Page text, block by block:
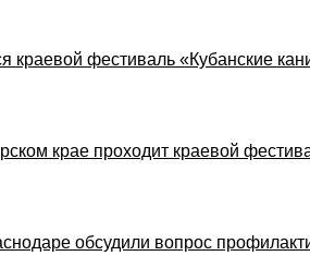
краевой фестиваль «Кубанские
крае проходит краевой
обсудили вопрос